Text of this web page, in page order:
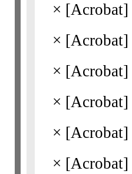
× [Acrobat]
× [Acrobat]
× [Acrobat]
× [Acrobat]
× [Acrobat]
× [Acrobat]